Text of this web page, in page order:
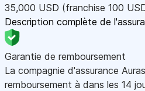
35,000 USD (franchise 100
Description complète de
Garantie de remboursement
La compagnie d'assurance
remboursement à dans les 14